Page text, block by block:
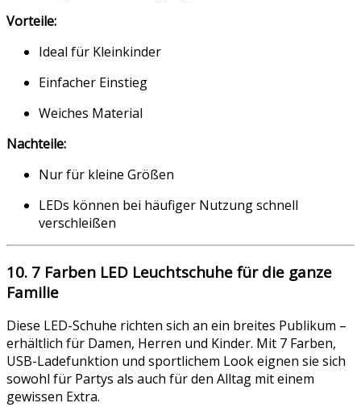
Vorteile:
Ideal für Kleinkinder
Einfacher Einstieg
Weiches Material
Nachteile:
Nur für kleine Größen
LEDs können bei häufiger Nutzung schnell
verschleißen
10. 7 Farben LED Leuchtschuhe für die ganze
Familie
Diese LED-Schuhe richten sich an ein breites Publikum –
erhältlich für Damen, Herren und Kinder. Mit 7 Farben,
USB-Ladefunktion und sportlichem Look eignen sie sich
sowohl für Partys als auch für den Alltag mit einem
gewissen Extra.